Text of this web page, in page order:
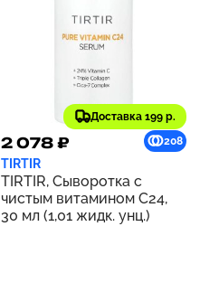
Доставка 199 р.
2 078 ₽ 208
TIRTIR
TIRTIR, Сыворотка с
чистым витамином C24,
30 мл (1,01 жидк. унц.)